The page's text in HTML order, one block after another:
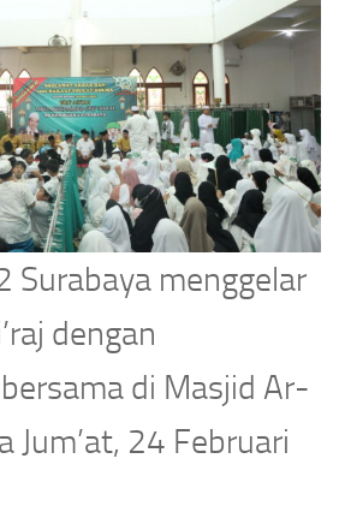
Surabaya menggelar
dengan
di Masjid Ar-
Jum’at, 24 Februari